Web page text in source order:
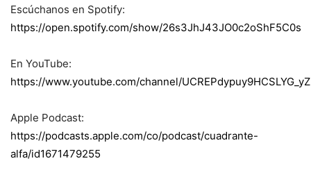
Escúchanos en Spotify:
https://open.spotify.com/show/26s3JhJ43JO0c2oShF5C0s
En YouTube:
https://www.youtube.com/channel/
Apple Podcast:
https://podcasts.apple.com/co/podcast/cuadrante-
alfa/id1671479255